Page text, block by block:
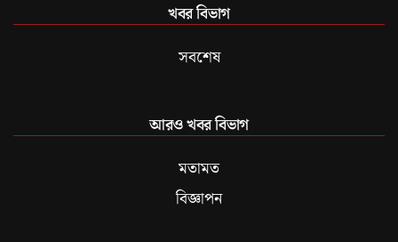
খবর বিভাগ
সবশেষ
আরও খবর বিভাগ
মতামত
বিজ্ঞাপন